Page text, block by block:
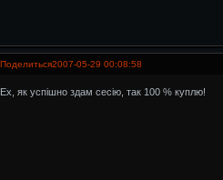
Поделиться2007-05-29 00:08:58
Ех, як успішно здам сесію, так 100 % куплю!